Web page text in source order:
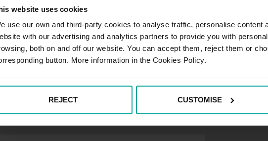
website uses cookies
use our own and third-party cookies to analyse traffic, personalise content
with our advertising and analytics partners to provide you with
both on and off our website. You can accept them, reject them or
button. More information in the Cookies Policy.
REJECT CUSTOMISE
1700-008 Lisboa
MORE INFORMATION